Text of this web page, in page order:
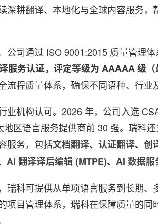
深耕翻译、本地化与全球内容服务
公司通过 ISO 9001:2015 质量管理
服务认证，评定等级为 AAAAA 级（
程质量体系，确保不同语种、行业
业机构认可。2026 年，公司入选
地区语言服务提供商前 30 强。瑞科
服务，包括文档翻译、 认证翻译、 创
AI 翻译译后编辑 (MTPE)、 AI 数据服
科可提供从单项语言服务到长期
项目管理体系，瑞科在保障质量的